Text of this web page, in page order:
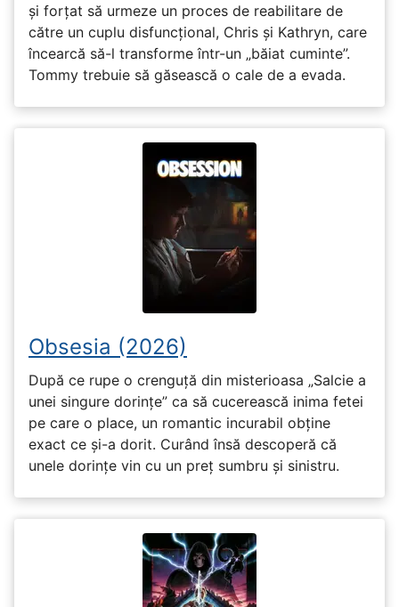
și forțat să urmeze un proces de reabilitare de
către un cuplu disfuncțional, Chris și Kathryn, care
încearcă să-l transforme într-un „băiat cuminte”.
Tommy trebuie să găsească o cale de a evada.
Obsesia (2026)
După ce rupe o crenguță din misterioasa „Salcie a
unei singure dorințe” ca să cucerească inima fetei
pe care o place, un romantic incurabil obține
exact ce și-a dorit. Curând însă descoperă că
unele dorințe vin cu un preț sumbru și sinistru.